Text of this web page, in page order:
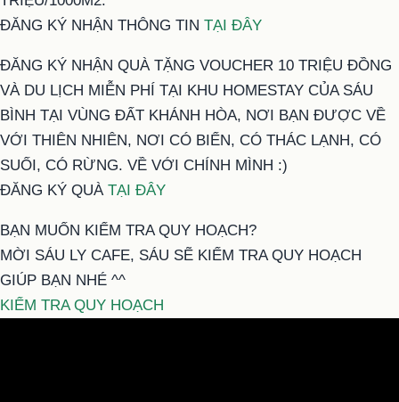
ĐĂNG KÝ NHẬN THÔNG TIN TẠI ĐÂY
ĐĂNG KÝ NHẬN QUÀ TẶNG VOUCHER 10 TRIỆU ĐỒNG
VÀ DU LỊCH MIỄN PHÍ TẠI KHU HOMESTAY CỦA SÁU
BÌNH TẠI VÙNG ĐẤT KHÁNH HÒA, NƠI BẠN ĐƯỢC VỀ
VỚI THIÊN NHIÊN, NƠI CÓ BIỂN, CÓ THÁC LẠNH, CÓ
SUỐI, CÓ RỪNG. VỀ VỚI CHÍNH MÌNH :)
ĐĂNG KÝ QUÀ TẠI ĐÂY
BẠN MUỐN KIỂM TRA QUY HOẠCH?
MỜI SÁU LY CAFE, SÁU SẼ KIỂM TRA QUY HOẠCH
GIÚP BẠN NHÉ ^^
KIỂM TRA QUY HOẠCH